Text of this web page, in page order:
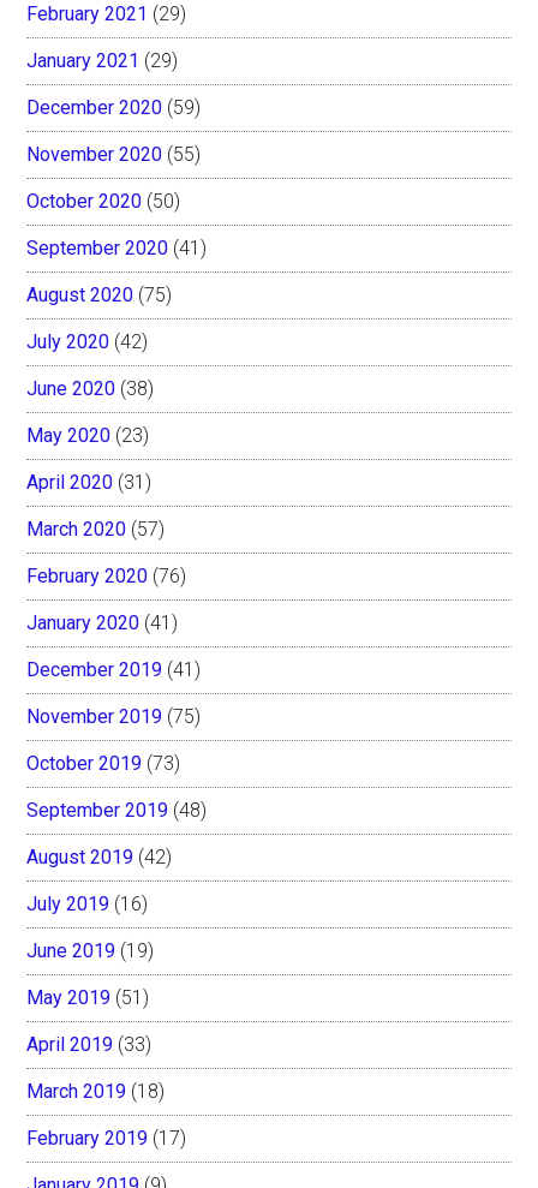
February 2021 (29)
January 2021 (29)
December 2020 (59)
November 2020 (55)
October 2020 (50)
September 2020 (41)
August 2020 (75)
July 2020 (42)
June 2020 (38)
May 2020 (23)
April 2020 (31)
March 2020 (57)
February 2020 (76)
January 2020 (41)
December 2019 (41)
November 2019 (75)
October 2019 (73)
September 2019 (48)
August 2019 (42)
July 2019 (16)
June 2019 (19)
May 2019 (51)
April 2019 (33)
March 2019 (18)
February 2019 (17)